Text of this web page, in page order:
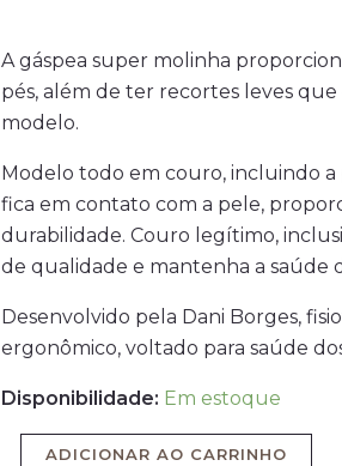
A gáspea super molinha
pés, além de ter recortes leves
modelo.
Modelo todo em couro, incluindo
fica em contato com a pele,
durabilidade. Couro legítimo,
de qualidade e mantenha a saúde
Desenvolvido pela Dani Borges,
ergonômico, voltado para saúde
Disponibilidade: Em estoque
ADICIONAR AO CARRINHO